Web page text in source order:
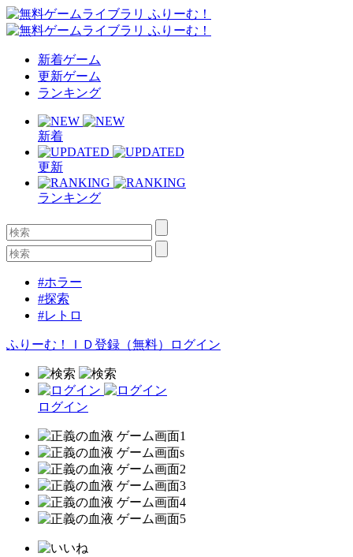
新着ゲーム
更新ゲーム
ランキング
新着
更新
ランキング
#ホラー
#探索
#レトロ
ふりーむ！ＩＤ登録（無料） ログイン
ログイン